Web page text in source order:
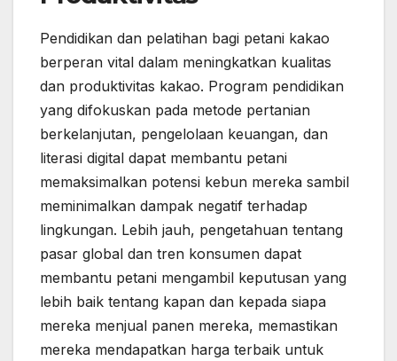
Pendidikan dan pelatihan bagi petani kakao
berperan vital dalam meningkatkan kualitas
dan produktivitas kakao. Program pendidikan
yang difokuskan pada metode pertanian
berkelanjutan, pengelolaan keuangan, dan
literasi digital dapat membantu petani
memaksimalkan potensi kebun mereka sambil
meminimalkan dampak negatif terhadap
lingkungan. Lebih jauh, pengetahuan tentang
pasar global dan tren konsumen dapat
membantu petani mengambil keputusan yang
lebih baik tentang kapan dan kepada siapa
mereka menjual panen mereka, memastikan
mereka mendapatkan harga terbaik untuk